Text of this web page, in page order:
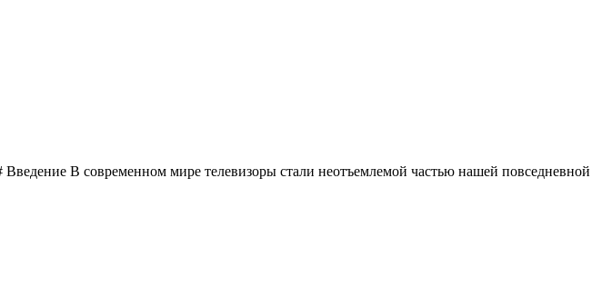
В современном мире телевизоры стали неотъемлемой частью нашей повседневной